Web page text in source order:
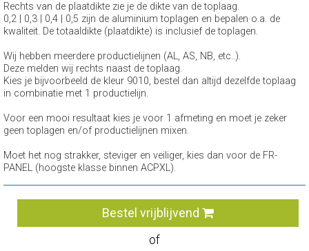
Rechts van de plaatdikte zie je de dikte van de toplaag.
0,2 | 0,3 | 0,4 | 0,5 zijn de aluminium toplagen en bepalen o.a. de
kwaliteit. De totaaldikte (plaatdikte) is inclusief de toplagen.
Wij hebben meerdere productielijnen (AL, AS, NB, etc..).
Deze melden wij rechts naast de toplaag.
Kies je bijvoorbeeld de kleur 9010, bestel dan altijd dezelfde toplaag
in combinatie met 1 productielijn.
Voor een mooi resultaat kies je voor 1 afmeting en moet je zeker
geen toplagen en/of productielijnen mixen.
Moet het nog strakker, steviger en veiliger, kies dan voor de FR-
PANEL (hoogste klasse binnen ACPXL).
Bestel vrijblijvend
of